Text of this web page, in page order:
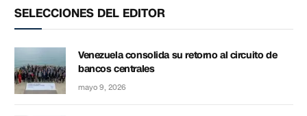
SELECCIONES DEL EDITOR
Venezuela consolida su retorno al circuito de
bancos centrales
mayo 9, 2026